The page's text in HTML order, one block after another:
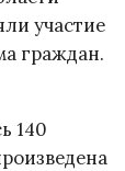
участие
граждан.
140